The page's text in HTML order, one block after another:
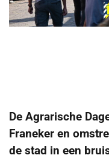
De Agrarische
Franeker en
de stad in een